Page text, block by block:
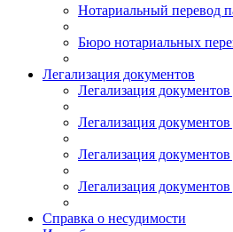
Нотариальный перевод
Бюро нотариальных
Легализация документов
Легализация
Легализация
Легализация
Легализация
Справка о несудимости